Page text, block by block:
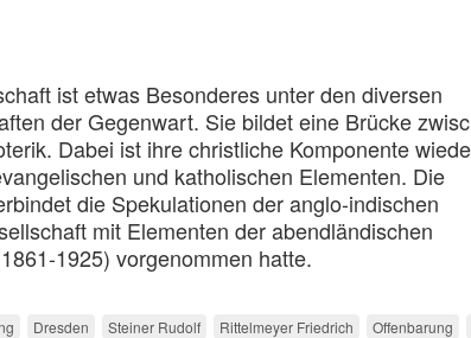
ist etwas Besonderes unter den diversen
der Gegenwart. Sie bildet eine Brücke
Dabei ist ihre christliche Komponente
und katholischen Elementen. Die
die Spekulationen der anglo-indischen
mit Elementen der abendländischen
1925) vorgenommen hatte.
Dresden Steiner Rudolf Rittelmeyer Friedrich Offenbarung